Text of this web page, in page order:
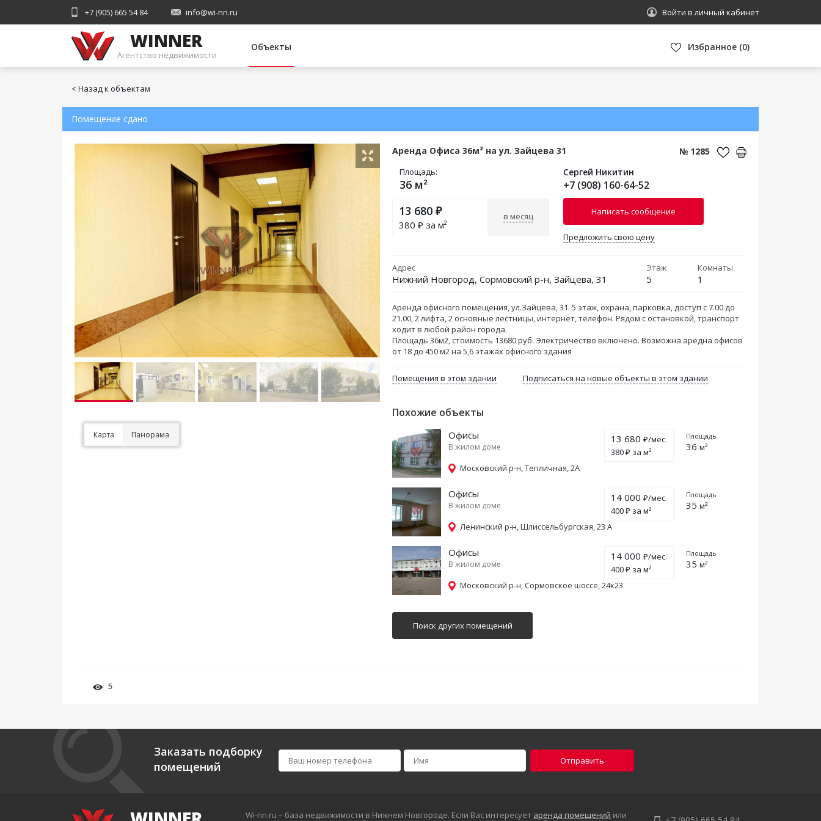
+7 (905) 665 54 84 info@wi-nn.ru Войти в личный кабинет
WINNER
Агентство недвижимости
Объекты Избранное (0)
< Назад к объектам
Помещение сдано
Карта Панорама
Аренда Офиса 36м² на ул. Зайцева 31 № 1285
Площадь:
36 м²
13 680 ₽
380 ₽ за м²
в месяц
Сергей Никитин
+7 (908) 160-64-52
Написать сообщение
Предложить свою цену
Адрес
Нижний Новгород, Сормовский р-н, Зайцева, 31
Этаж
5
Комнаты
1
Аренда офисного помещения, ул.Зайцева, 31. 5 этаж, охрана, парковка, доступ с 7.00 до
21.00, 2 лифта, 2 основные лестницы, интернет, телефон. Рядом с остановкой, транспорт
ходит в любой район города.
Площадь 36м2, стоимость 13680 руб. Электричество включено. Возможна аредна офисов
от 18 до 450 м2 на 5,6 этажах офисного здания
Помещения в этом здании Подписаться на новые объекты в этом здании
Похожие объекты
Офисы
В жилом доме
13 680 ₽/мес.
380 ₽ за м²
Площадь
36 м²
Московский р-н, Тепличная, 2А
Офисы
В жилом доме
14 000 ₽/мес.
400 ₽ за м²
Площадь
35 м²
Ленинский р-н, Шлиссельбургская, 23 А
Офисы
В жилом доме
14 000 ₽/мес.
400 ₽ за м²
Площадь
35 м²
Московский р-н, Сормовское шоссе, 24к23
Поиск других помещений
5
Заказать подборку
помещений
Отправить
Wi-nn.ru – база недвижимости в Нижнем Новгороде. Если Вас интересует аренда помещений или